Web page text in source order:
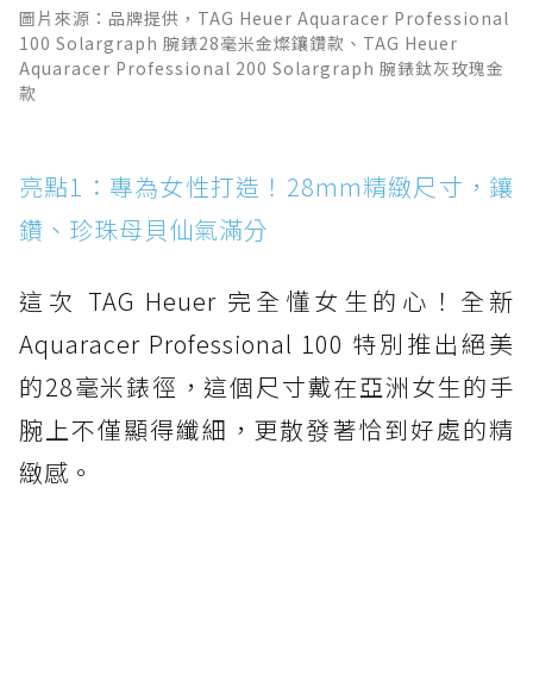
圖片來源：品牌提供，TAG Heuer Aquaracer Professional
100 Solargraph 腕錶28毫米金燦鑲鑽款、TAG Heuer
Aquaracer Professional 200 Solargraph 腕錶鈦灰玫瑰金
款
亮點1：專為女性打造！28mm精緻尺寸，鑲
鑽、珍珠母貝仙氣滿分
這次 TAG Heuer 完全懂女生的心！全新
Aquaracer Professional 100 特別推出絕美
的28毫米錶徑，這個尺寸戴在亞洲女生的手
腕上不僅顯得纖細，更散發著恰到好處的精
緻感。